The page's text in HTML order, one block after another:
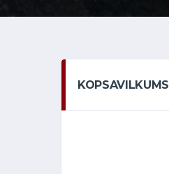
KOPSAVILKUMS